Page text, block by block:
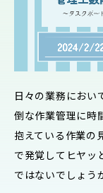
日々の業務におい
倒な作業管理に時
抱えている作業の
で発覚してヒヤッ
ではないでしょう